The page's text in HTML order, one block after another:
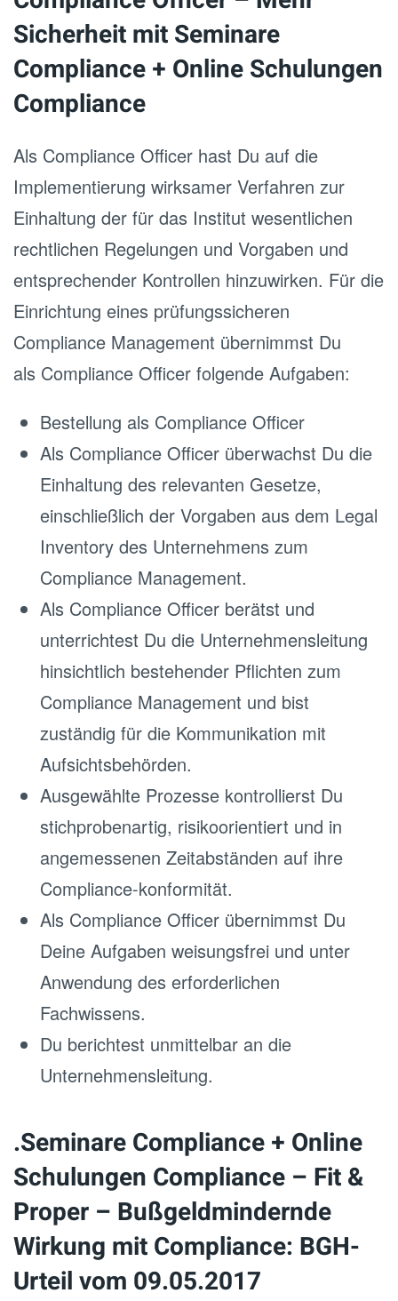
Sicherheit mit Seminare
Compliance + Online Schulungen
Compliance
Als Compliance Officer hast Du auf die
Implementierung wirksamer Verfahren zur
Einhaltung der für das Institut wesentlichen
rechtlichen Regelungen und Vorgaben und
entsprechender Kontrollen hinzuwirken. Für die
Einrichtung eines prüfungssicheren
Compliance Management übernimmst Du
als Compliance Officer folgende Aufgaben:
Bestellung als Compliance Officer
Als Compliance Officer überwachst Du die
Einhaltung des relevanten Gesetze,
einschließlich der Vorgaben aus dem Legal
Inventory des Unternehmens zum
Compliance Management.
Als Compliance Officer berätst und
unterrichtest Du die Unternehmensleitung
hinsichtlich bestehender Pflichten zum
Compliance Management und bist
zuständig für die Kommunikation mit
Aufsichtsbehörden.
Ausgewählte Prozesse kontrollierst Du
stichprobenartig, risikoorientiert und in
angemessenen Zeitabständen auf ihre
Compliance-konformität.
Als Compliance Officer übernimmst Du
Deine Aufgaben weisungsfrei und unter
Anwendung des erforderlichen
Fachwissens.
Du berichtest unmittelbar an die
Unternehmensleitung.
.Seminare Compliance + Online
Schulungen Compliance – Fit &
Proper – Bußgeldmindernde
Wirkung mit Compliance: BGH-
Urteil vom 09.05.2017